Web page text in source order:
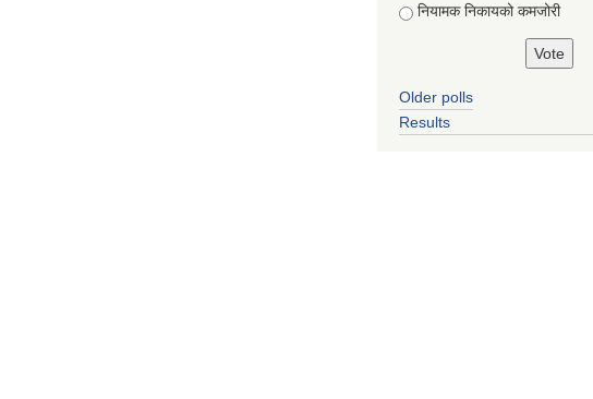
नियामक निकायको कमजोरी
Older polls
Results